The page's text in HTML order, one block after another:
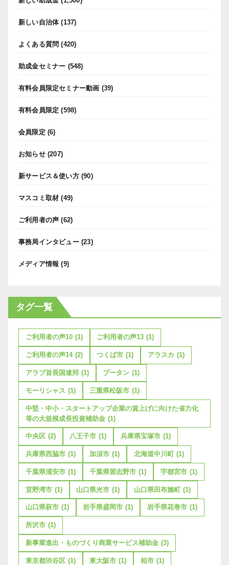
新しい自治体(137)
よくある質問 (420)
助成金セミナー (548)
有料会員限定セミナー動画 (39)
有料会員限定 (598)
会員限定 (6)
お知らせ(207)
新サービス＆使い方(90)
マスコミ取材 (49)
ご利用者の声 (62)
事務局インタビュー(23)
メディア情報 (9)
タグ一覧
ご利用者の声10 (1) ご利用者の声13 (1)
ご利用者の声14 (2) つくば市 (1) アラスカ (1)
アラブ首長国連邦 (1) ブータン (1)
モーリシャス (1) 三重県松阪市 (1)
中堅・中小・スタートアップ企業の賃上げに向けた省力化
等の大規模成長投資補助金 (1)
中央区 (2) 八王子市 (1) 兵庫県宝塚市 (1)
兵庫県西脇市 (1) 加須市 (1) 北海道中川町 (1)
千葉県浦安市 (1) 千葉県習志野市 (1) 宇都宮市 (1)
宜野湾市 (1) 山口県光市 (1) 山口県田布施町 (1)
山口県萩市 (1) 岩手県盛岡市 (1) 岩手県花巻市 (1)
所沢市 (1)
新事業進出・ものづくり商業サービス補助金 (3)
東京都渋谷区 (1) 東大阪市 (1) 柏市 (1)